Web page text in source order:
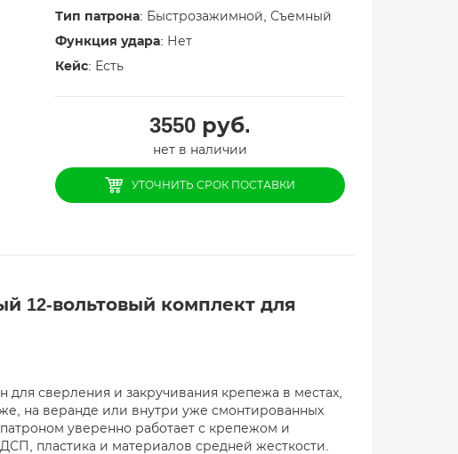
Тип патрона: Быстрозажимной, Съемный
Функция удара: Нет
Кейс: Есть
3550руб.
нет в наличии
УТОЧНИТЬ СРОК ПОСТАВКИ
12-вольтовый комплект для
сверления и закручивания крепежа в местах,
на веранде или внутри уже смонтированных
уверенно работает с крепежом и
пластика и материалов средней жесткости.